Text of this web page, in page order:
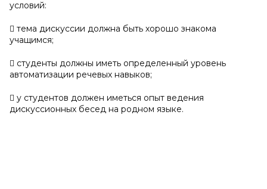
условий:
 тема дискуссии должна быть хорошо знакома
учащимся;
 студенты должны иметь определенный уровень
автоматизации речевых навыков;
 у студентов должен иметься опыт ведения
дискуссионных бесед на родном языке.